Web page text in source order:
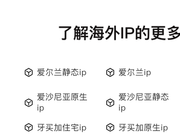
了解海外IP的更
爱尔兰静态ip 爱尔兰ip
爱沙尼亚原生
ip
爱沙尼亚静态
ip
牙买加住宅ip 牙买加原生ip